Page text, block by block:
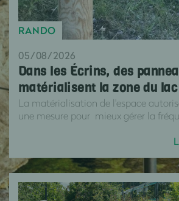
RANDO
05/08/2026
Dans les Écrins, des
matérialisent la zone du
La matérialisation de l'espace
une mesure pour mieux gérer la